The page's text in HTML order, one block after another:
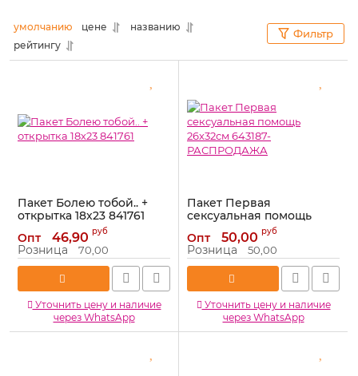
умолчанию цене
названию
рейтингу
Фильтр
Пакет Болею тобой.. +
открытка 18х23 841761
Артикул: 841761
Опт 46,90 руб
Розница 70,00
Уточнить цену и наличие
через WhatsApp
Пакет Первая
сексуальная помощь
26х32см 643187-
РАСПРОДАЖА
Артикул: 643187-РАСПРОДАЖА
Опт 50,00 руб
Розница 50,00
Уточнить цену и наличие
через WhatsApp